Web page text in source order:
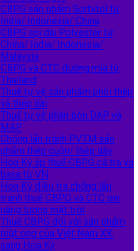
CBPG sản phẩm Sorbitol từ
India/ Indonesia/ China
CBPG sợi dài Polyester từ
China/ India/ Indonesia/
Malaysia
CBPG và CTC đường mía từ
Thailand
Thuế tự vệ sản phẩm phôi thép
và thép dài
Thuế tự vệ phân bón DAP và
MAP
Chống lẩn tránh PVTM sản
phẩm thép cuộn/ thép dây
Hoa Kỳ áp thuế CBPG cá tra và
basa từ VN
Hoa Kỳ điều tra chống lẩn
tránh thuế CBPG và CTC pin
năng lượng mặt trời
Thuế CBPG đối với sản phẩm
mật ong của Việt Nam XK
sang Hoa Kỳ